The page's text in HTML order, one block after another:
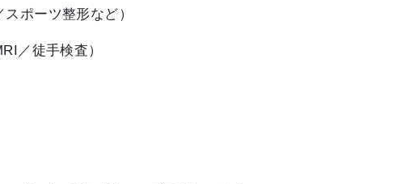
ポーツ整形など）
／徒手検査）